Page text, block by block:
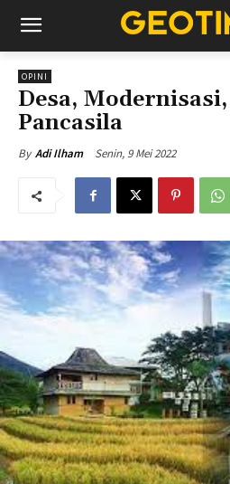
OPINI
Desa,
Pancasila
By Adi Ilham Senin, 9 Mei 2022